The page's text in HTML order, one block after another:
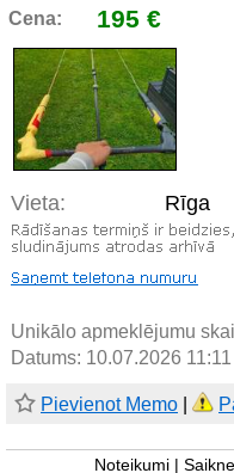
Cena: 195 €
Vieta: Rīga
Unikālo apmeklējumu
Datums: 10.07.2026 11:11
Pievienot Memo
Noteikumi